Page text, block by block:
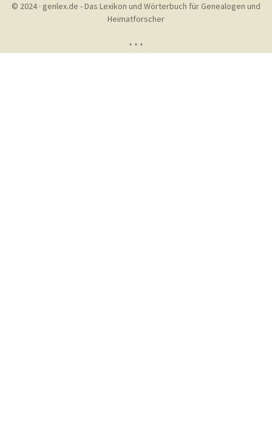
© 2024 · genlex.de - Das Lexikon und Wörterbuch für Genealogen und
Heimatforscher
* * *